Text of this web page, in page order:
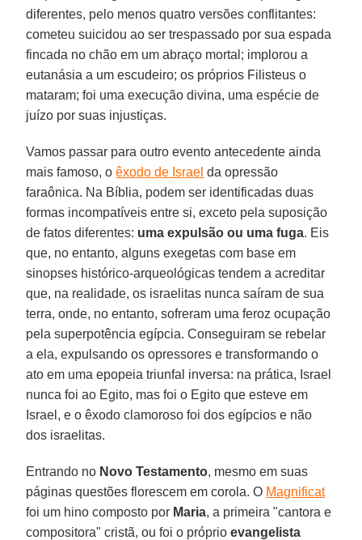
diferentes, pelo menos quatro versões conflitantes:
cometeu suicidou ao ser trespassado por sua espada
fincada no chão em um abraço mortal; implorou a
eutanásia a um escudeiro; os próprios Filisteus o
mataram; foi uma execução divina, uma espécie de
juízo por suas injustiças.
Vamos passar para outro evento antecedente ainda
mais famoso, oêxodo de Israel da opressão
faraônica. Na Bíblia, podem ser identificadas duas
formas incompatíveis entre si, exceto pela suposição
de fatos diferentes: uma expulsão ou uma fuga. Eis
que, no entanto, alguns exegetas com base em
sinopses histórico-arqueológicas tendem a acreditar
que, na realidade, os israelitas nunca saíram de sua
terra, onde, no entanto, sofreram uma feroz ocupação
pela superpotência egípcia. Conseguiram se rebelar
a ela, expulsando os opressores e transformando o
ato em uma epopeia triunfal inversa: na prática, Israel
nunca foi ao Egito, mas foi o Egito que esteve em
Israel, e o êxodo clamoroso foi dos egípcios e não
dos israelitas.
Entrando no Novo Testamento, mesmo em suas
páginas questões florescem em corola. O Magnificat
foi um hino composto por Maria, a primeira "cantora e
compositora" cristã, ou foi o próprioevangelista